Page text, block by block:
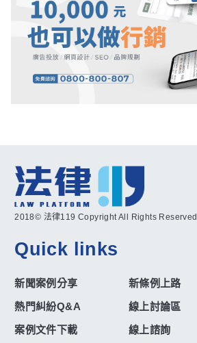
2018© 法律119 Copyright All Rights Reserved
Quick links
新聞案例分享
新條例上路
熱門糾紛Q&A
線上討論區
案例文件下載
線上諮詢